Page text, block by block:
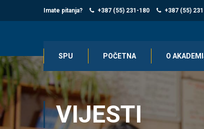
Imate pitanja? +387 (55) 231-180 +387 (55)
SPU POČETNA O
VIJESTI